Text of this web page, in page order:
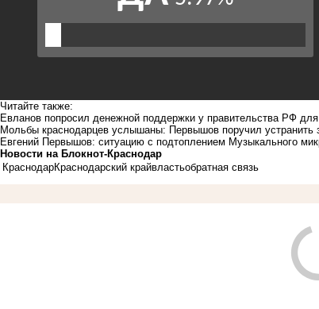
Читайте также:
Евланов попросил денежной поддержки у правительства РФ
Мольбы краснодарцев услышаны: Первышов поручил устранить
Евгений Первышов: ситуацию с подтоплением Музыкального
Новости на Блoкнoт-Краснодар
КраснодарКраснодарский крайвластьобратная связь